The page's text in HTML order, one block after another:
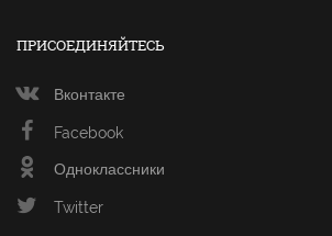
ПРИСОЕДИНЯЙТЕСЬ
Вконтакте
Facebook
Одноклассники
Twitter